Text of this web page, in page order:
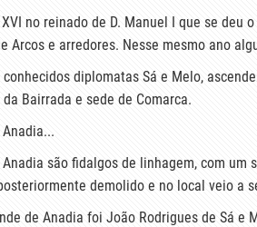
no reinado de D. Manuel I que se
Arcos e arredores. Nesse mesmo ano
conhecidos diplomatas Sá e Melo,
Bairrada e sede de Comarca.
Anadia são fidalgos de linhagem, com
demolido e no local veio a
de Anadia foi João Rodrigues de Sá e